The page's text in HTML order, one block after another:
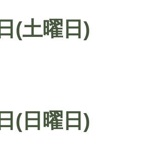
(土曜日)
(日曜日)